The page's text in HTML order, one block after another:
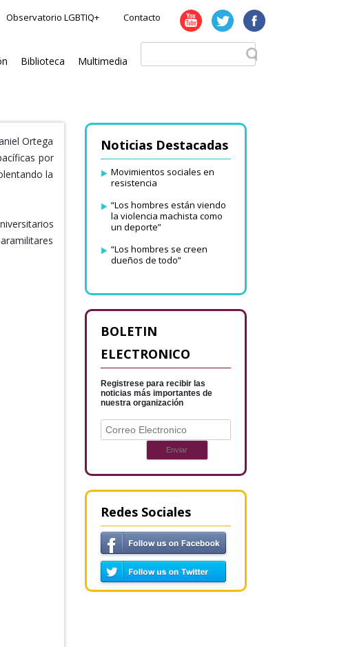
Observatorio LGBTIQ+ Contacto
Biblioteca Multimedia
Ortega
por
la
Noticias Destacadas
Movimientos sociales en
resistencia
“Los hombres están viendo
la violencia machista como
un deporte”
“Los hombres se creen
dueños de todo”
BOLETIN
ELECTRONICO
Registrese para recibir las
noticias más importantes de
nuestra organización
Redes Sociales